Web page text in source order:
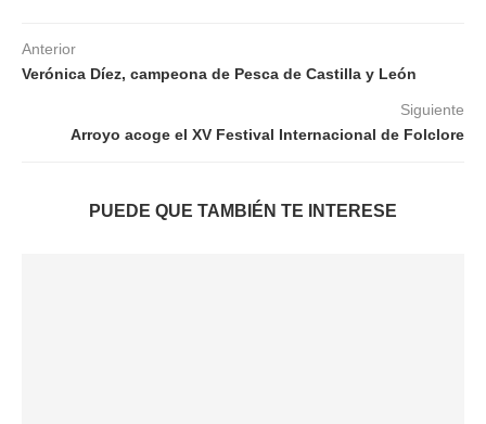
Anterior
Verónica Díez, campeona de Pesca de Castilla y León
Siguiente
Arroyo acoge el XV Festival Internacional de Folclore
PUEDE QUE TAMBIÉN TE INTERESE